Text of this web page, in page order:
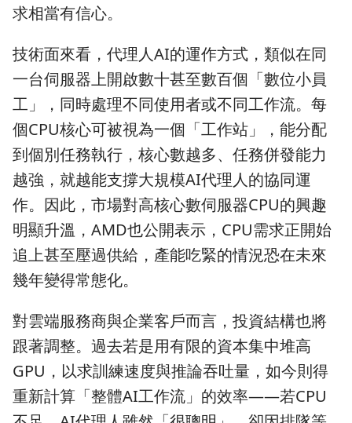
求相當有信心。
技術面來看，代理人AI的運作方式，類似在同
一台伺服器上開啟數十甚至數百個「數位小員
工」，同時處理不同使用者或不同工作流。每
個CPU核心可被視為一個「工作站」，能分配
到個別任務執行，核心數越多、任務併發能力
越強，就越能支撐大規模AI代理人的協同運
作。因此，市場對高核心數伺服器CPU的興趣
明顯升溫，AMD也公開表示，CPU需求正開始
追上甚至壓過供給，產能吃緊的情況恐在未來
幾年變得常態化。
對雲端服務商與企業客戶而言，投資結構也將
跟著調整。過去若是用有限的資本集中堆高
GPU，以求訓練速度與推論吞吐量，如今則得
重新計算「整體AI工作流」的效率——若CPU